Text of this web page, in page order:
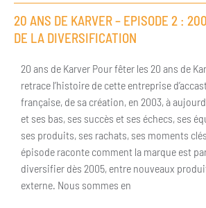
20 ANS DE KARVER – EPISODE 2 :
DE LA DIVERSIFICATION
20 ans de Karver Pour fêter les 20 ans de
retrace l’histoire de cette entreprise
française, de sa création, en 2003, à
et ses bas, ses succès et ses échecs, ses
ses produits, ses rachats, ses moments
épisode raconte comment la marque est
diversifier dès 2005, entre nouveaux
externe. Nous sommes en